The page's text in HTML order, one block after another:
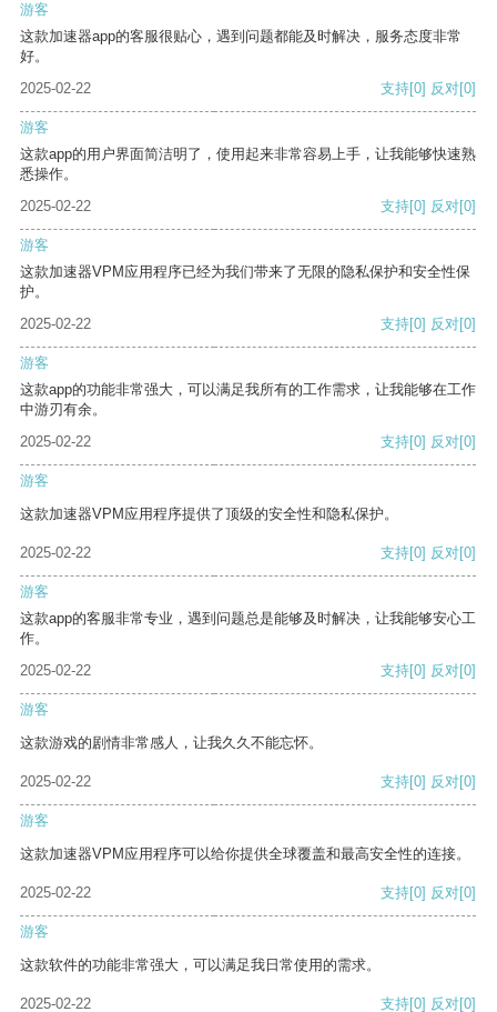
游客
这款加速器app的客服很贴心，遇到问题都能及时解决，服务态度非常
好。
2025-02-22
支持[0] 反对[0]
游客
这款app的用户界面简洁明了，使用起来非常容易上手，让我能够快速熟
悉操作。
2025-02-22
支持[0] 反对[0]
游客
这款加速器VPM应用程序已经为我们带来了无限的隐私保护和安全性保
护。
2025-02-22
支持[0] 反对[0]
游客
这款app的功能非常强大，可以满足我所有的工作需求，让我能够在工作
中游刃有余。
2025-02-22
支持[0] 反对[0]
游客
这款加速器VPM应用程序提供了顶级的安全性和隐私保护。
2025-02-22 支持[0] 反对[0]
游客
这款app的客服非常专业，遇到问题总是能够及时解决，让我能够安心工
作。
2025-02-22
支持[0] 反对[0]
游客
这款游戏的剧情非常感人，让我久久不能忘怀。
2025-02-22 支持[0] 反对[0]
游客
这款加速器VPM应用程序可以给你提供全球覆盖和最高安全性的连接。
2025-02-22 支持[0] 反对[0]
游客
这款软件的功能非常强大，可以满足我日常使用的需求。
2025-02-22 支持[0] 反对[0]